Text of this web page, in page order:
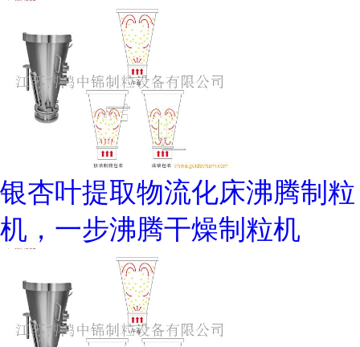
银杏叶提取物流化床沸腾制粒
机，一步沸腾干燥制粒机